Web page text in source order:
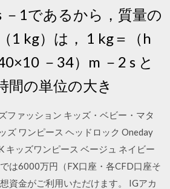
－1であるから，質量の
1 kg）は， 1 kg＝（h
－34）m －2 s と
間の単位の大き
ファッション キッズ・ベビー・マタ
ズ ワンピース ヘッドロック Oneday
キッズワンピース ベージュ ネイビー
は6000万円（FX口座・各CFD口座そ
資金がご利用いただけます。 IGアカ